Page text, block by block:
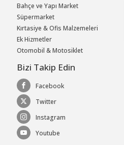
Bahçe ve Yapı Market
Süpermarket
Kırtasiye & Ofis Malzemeleri
Ek Hizmetler
Otomobil & Motosiklet
Bizi Takip Edin
Facebook
Twitter
Instagram
Youtube